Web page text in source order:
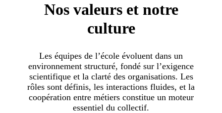
Nos valeurs et notre
culture
Les équipes de l’école évoluent dans un
environnement structuré, fondé sur l’exigence
scientifique et la clarté des organisations. Les
rôles sont définis, les interactions fluides, et la
coopération entre métiers constitue un moteur
essentiel du collectif.